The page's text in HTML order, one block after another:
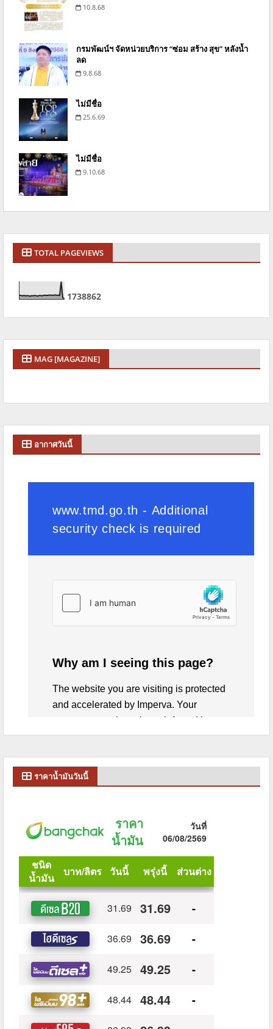
10.8.68
กรมพัฒน์ฯ จัดหน่วยบริการ “ซ่อม สร้าง สุข” หลังน้ำ
ลด
9.8.68
ไม่มีชื่อ
25.6.69
ไม่มีชื่อ
9.10.68
TOTAL PAGEVIEWS
1738862
MAG [MAGAZINE]
อากาศวันนี้
ราคาน้ำมันวันนี้